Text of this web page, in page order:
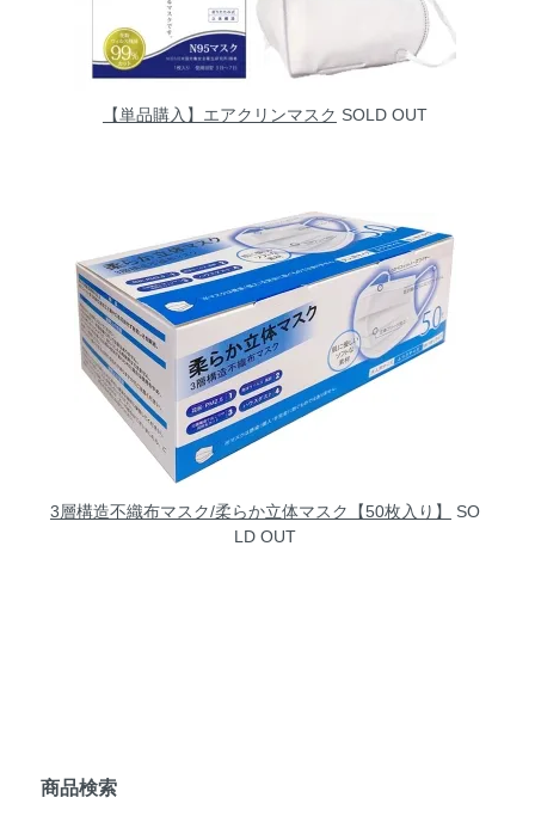
【単品購入】エアクリンマスク SOLD OUT
3層構造不織布マスク/柔らか立体マスク【50枚入り】
SO
LD OUT
商品検索